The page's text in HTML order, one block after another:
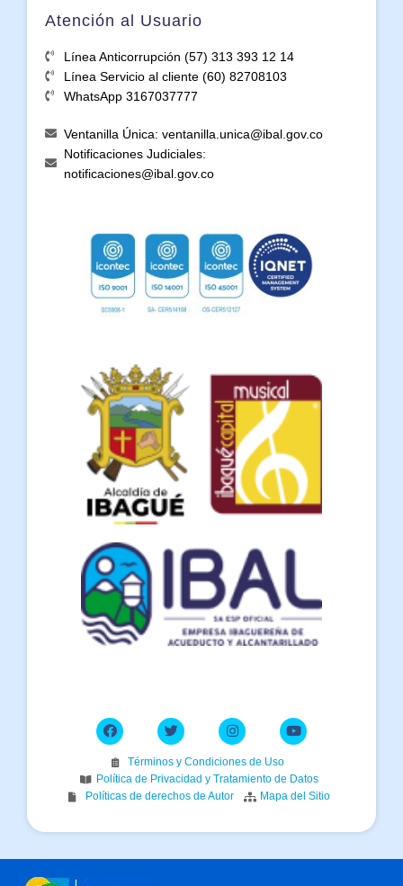
Atención al Usuario
Línea Anticorrupción (57) 313 393 12 14
Línea Servicio al cliente (60) 82708103
WhatsApp 3167037777
Ventanilla Única: ventanilla.unica@ibal.gov.co
Notificaciones Judiciales:
notificaciones@ibal.gov.co
Términos y Condiciones de Uso
Política de Privacidad y Tratamiento de Datos
Políticas de derechos de Autor
Mapa del Sitio